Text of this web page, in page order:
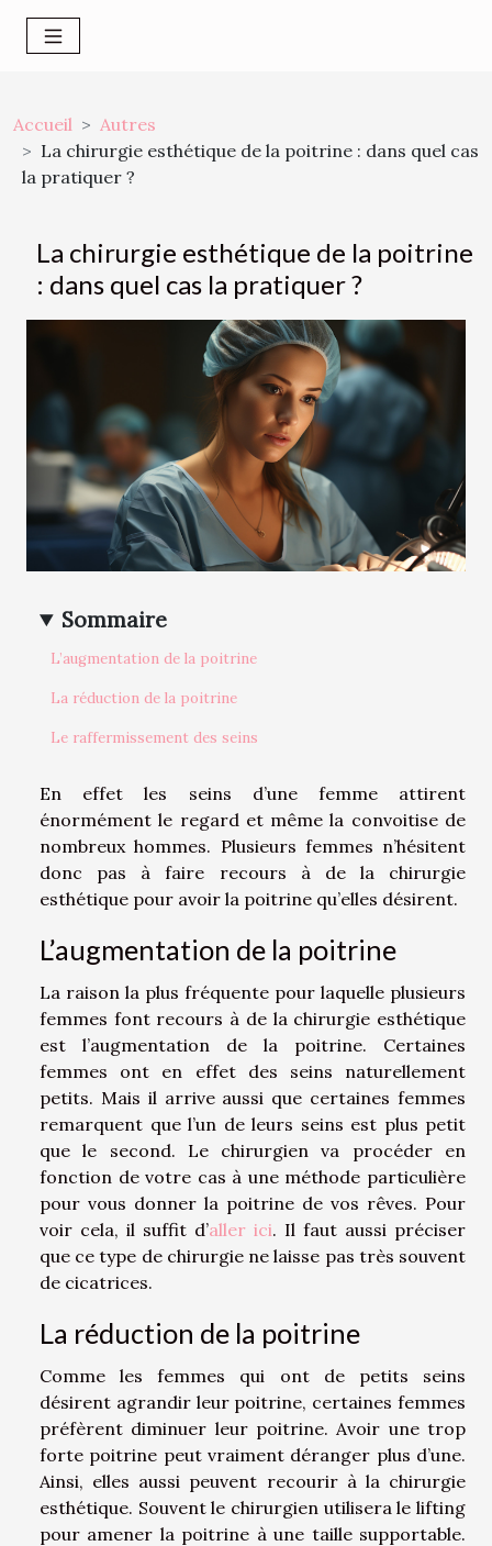
Accueil
Autres
La chirurgie esthétique de la poitrine : dans quel cas
la pratiquer ?
La chirurgie esthétique de la poitrine
: dans quel cas la pratiquer ?
Sommaire
L’augmentation de la poitrine
La réduction de la poitrine
Le raffermissement des seins
En effet les seins d’une femme attirent
énormément le regard et même la convoitise de
nombreux hommes. Plusieurs femmes n’hésitent
donc pas à faire recours à de la chirurgie
esthétique pour avoir la poitrine qu’elles désirent.
L’augmentation de la poitrine
La raison la plus fréquente pour laquelle plusieurs
femmes font recours à de la chirurgie esthétique
est l’augmentation de la poitrine. Certaines
femmes ont en effet des seins naturellement
petits. Mais il arrive aussi que certaines femmes
remarquent que l’un de leurs seins est plus petit
que le second. Le chirurgien va procéder en
fonction de votre cas à une méthode particulière
pour vous donner la poitrine de vos rêves. Pour
voir cela, il suffit d’aller ici. Il faut aussi préciser
que ce type de chirurgie ne laisse pas très souvent
de cicatrices.
La réduction de la poitrine
Comme les femmes qui ont de petits seins
désirent agrandir leur poitrine, certaines femmes
préfèrent diminuer leur poitrine. Avoir une trop
forte poitrine peut vraiment déranger plus d’une.
Ainsi, elles aussi peuvent recourir à la chirurgie
esthétique. Souvent le chirurgien utilisera le lifting
pour amener la poitrine à une taille supportable.